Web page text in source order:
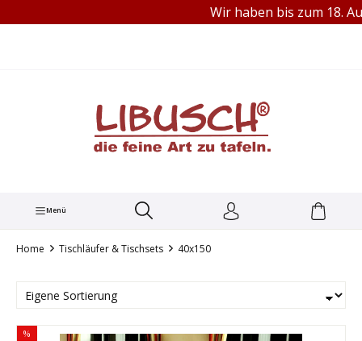
TEL.: +49 (0) 251 60656913Wir haben bis zum 18.
Menü
Home Tischläufer & Tischsets 40x150
%